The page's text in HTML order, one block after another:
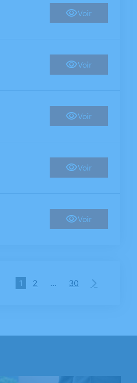
Voir
Voir
Voir
Voir
Voir
1 2 … 30